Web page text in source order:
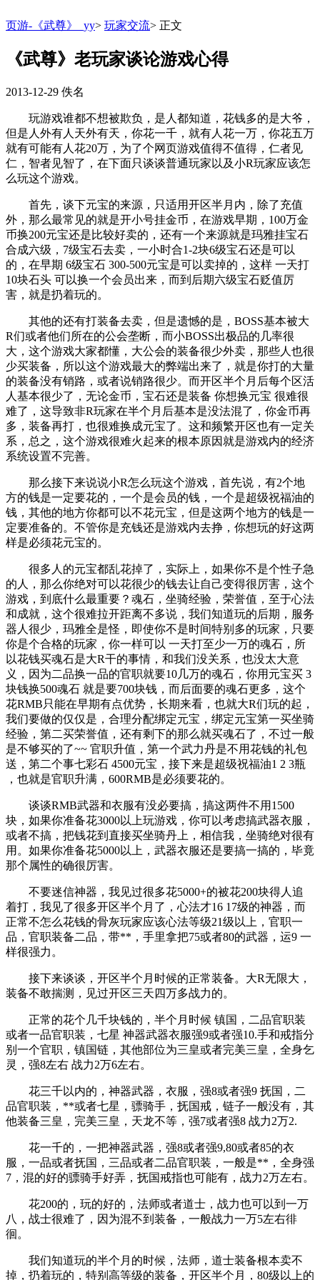
页游-《武尊》_yy> 玩家交流> 正文
《武尊》老玩家谈论游戏心得
2013-12-29 佚名
玩游戏谁都不想被欺负，是人都知道，花钱多的是大爷，
但是人外有人天外有天，你花一千，就有人花一万，你花五万
就有可能有人花20万，为了个网页游戏值得不值得，仁者见
仁，智者见智了，在下面只谈谈普通玩家以及小R玩家应该怎
么玩这个游戏。
首先，谈下元宝的来源，只适用开区半月内，除了充值
外，那么最常见的就是开小号挂金币，在游戏早期，100万金
币换200元宝还是比较好卖的，还有一个来源就是玛雅挂宝石
合成六级，7级宝石去卖，一小时合1-2块6级宝石还是可以
的，在早期 6级宝石 300-500元宝是可以卖掉的，这样 一天打
10块石头 可以换一个会员出来，而到后期六级宝石贬值厉
害，就是扔着玩的。
其他的还有打装备去卖，但是遗憾的是，BOSS基本被大
R们或者他们所在的公会垄断，而小BOSS出极品的几率很
大，这个游戏大家都懂，大公会的装备很少外卖，那些人也很
少买装备，所以这个游戏最大的弊端出来了，就是你打的大量
的装备没有销路，或者说销路很少。而开区半个月后每个区活
人基本很少了，无论金币，宝石还是装备 你想换元宝 很难很
难了，这导致非R玩家在半个月后基本是没法混了，你金币再
多，装备再打，也很难换成元宝了。这和频繁开区也有一定关
系，总之，这个游戏很难火起来的根本原因就是游戏内的经济
系统设置不完善。
那么接下来说说小R怎么玩这个游戏，首先说，有2个地
方的钱是一定要花的，一个是会员的钱，一个是超级祝福油的
钱，其他的地方你都可以不花元宝，但是这两个地方的钱是一
定要准备的。不管你是充钱还是游戏内去挣，你想玩的好这两
样是必须花元宝的。
很多人的元宝都乱花掉了，实际上，如果你不是个性子急
的人，那么你绝对可以花很少的钱去让自己变得很厉害，这个
游戏，到底什么最重要？魂石，坐骑经验，荣誉值，至于心法
和成就，这个很难拉开距离不多说，我们知道玩的后期，服务
器人很少，玛雅全是怪，即使你不是时间特别多的玩家，只要
你是个合格的玩家，你一样可以 一天打至少一万的魂石，所
以花钱买魂石是大R干的事情，和我们没关系，也没太大意
义，因为二品换一品的官职就要10几万的魂石，你用元宝买 3
块钱换500魂石 就是要700块钱，而后面要的魂石更多，这个
花RMB只能在早期有点优势，长期来看，也就大R们玩的起，
我们要做的仅仅是，合理分配绑定元宝，绑定元宝第一买坐骑
经验，第二买荣誉值，还有剩下的那么就买魂石了，不过一般
是不够买的了~~ 官职升值，第一个武力丹是不用花钱的礼包
送，第二个事七彩石 4500元宝，接下来是超级祝福油1 2 3瓶
，也就是官职升满，600RMB是必须要花的。
谈谈RMB武器和衣服有没必要搞，搞这两件不用1500
块，如果你准备花3000以上玩游戏，你可以考虑搞武器衣服，
或者不搞，把钱花到直接买坐骑丹上，相信我，坐骑绝对很有
用。如果你准备花5000以上，武器衣服还是要搞一搞的，毕竟
那个属性的确很厉害。
不要迷信神器，我见过很多花5000+的被花200块得人追
着打，我见了很多开区半个月了，心法才16 17级的神器，而
正常不怎么花钱的骨灰玩家应该心法等级21级以上，官职一
品，官职装备二品，带**，手里拿把75或者80的武器，运9 一
样很强力。
接下来谈谈，开区半个月时候的正常装备。大R无限大，
装备不敢揣测，见过开区三天四万多战力的。
正常的花个几千块钱的，半个月时候 镇国，二品官职装
或者一品官职装，七星 神器武器衣服强9或者强10.手和戒指分
别一个官职，镇国链，其他部位为三皇或者完美三皇，全身乞
灵，强8左右 战力2万6左右。
花三千以内的，神器武器，衣服，强8或者强9 抚国，二
品官职装，**或者七星，骠骑手，抚国戒，链子一般没有，其
他装备三皇，完美三皇，天龙不等，强7或者强8 战力2万2.
花一千的，一把神器武器，强8或者强9,80或者85的衣
服，一品或者抚国，三品或者二品官职装，一般是**，全身强
7，混的好的骠骑手好弄，抚国戒指也可能有，战力2万左右。
花200的，玩的好的，法师或者道士，战力也可以到一万
八，战士很难了，因为混不到装备，一般战力一万5左右徘
徊。
我们知道玩的半个月的时候，法师，道士装备根本卖不
掉，扔着玩的，特别高等级的装备，开区半个月，80级以上的